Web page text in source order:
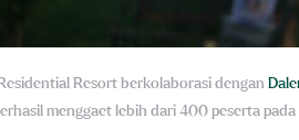
Resort berkolaborasi dengan
menggaet lebih dari 400 peserta pada